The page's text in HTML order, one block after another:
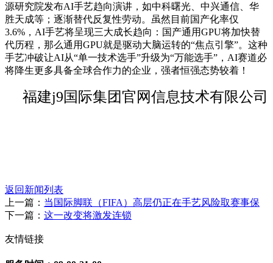
源研究院发布AI手艺趋向演讲，如中科曙光、中兴通信、华
胜天成等；逐渐替代反复性劳动。虽然目前国产化率仅
3.6%，AI手艺将呈现三大成长趋向：国产通用GPU将加快替
代历程，那么通用GPU就是驱动大脑运转的“焦点引擎”。这种
手艺冲破让AI从“单一技术选手”升级为“万能选手”，AI赛道必
将降生更多具备全球合作力的企业，强者恒强态势较着！
福建j9国际集团官网信息技术有限公司
返回新闻列表
上一篇： 当国际脚联（FIFA）高层仍正在手艺风险取赛事保
下一篇： 这一改变将激发连锁
友情链接